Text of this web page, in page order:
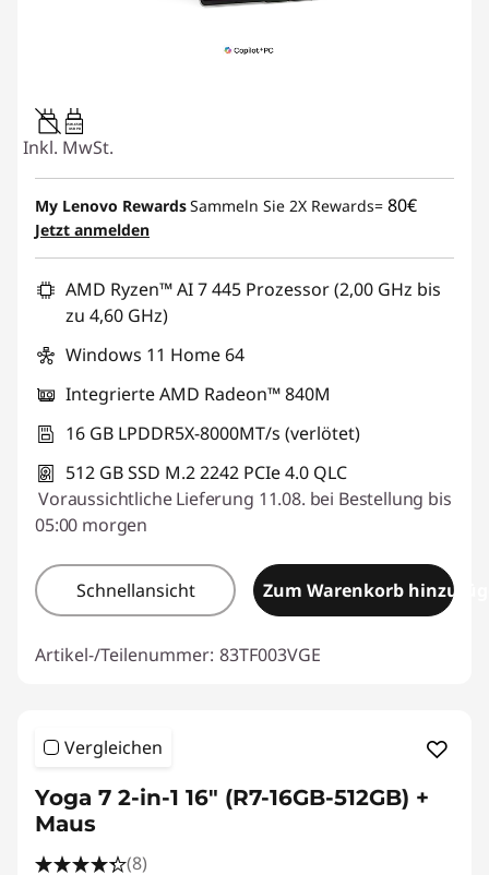
45W-65W
USB PD
Inkl. MwSt.
My Lenovo RewardsSammeln Sie 2X Rewards= 80€
Jetzt anmelden
AMD Ryzen™ AI 7 445 Prozessor (2,00 GHz bis
zu 4,60 GHz)
Windows 11 Home 64
Integrierte AMD Radeon™ 840M
16 GB LPDDR5X-8000MT/s (verlötet)
512 GB SSD M.2 2242 PCIe 4.0 QLC
Voraussichtliche Lieferung 11.08. bei Bestellung bis
05:00 morgen
Schnellansicht Zum Warenkorb
Artikel-/Teilenummer: 83TF003VGE
Vergleichen
Yoga 7 2-in-1 16" (R7-16GB-512GB) +
Maus
(8)